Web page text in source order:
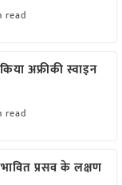
read
अफ्रीकी स्वाइन
read
प्रसव के लक्षण